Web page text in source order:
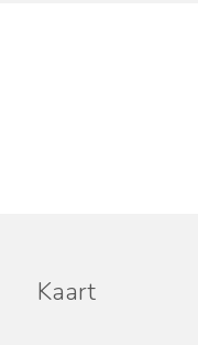
Kaart